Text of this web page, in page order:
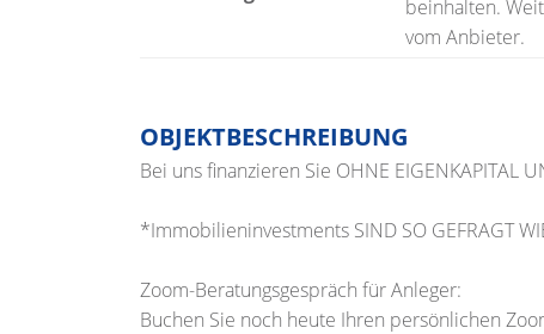
beinhalten.
vom Anbieter.
OBJEKTBESCHREIBUNG
Bei uns finanzieren Sie OHNE EIGENKAPITAL
*Immobilieninvestments SIND SO GEFRAGT
Zoom-Beratungsgespräch für Anleger:
Buchen Sie noch heute Ihren persönlichen